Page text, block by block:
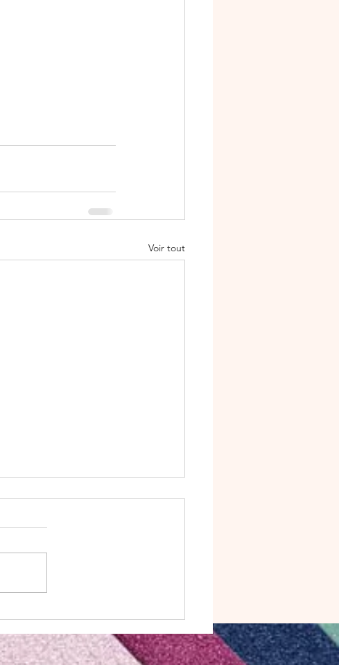
Voir tout
Mini-album effet Wahou :
Cascade circulaire Tutoriel
disponible à la commande.